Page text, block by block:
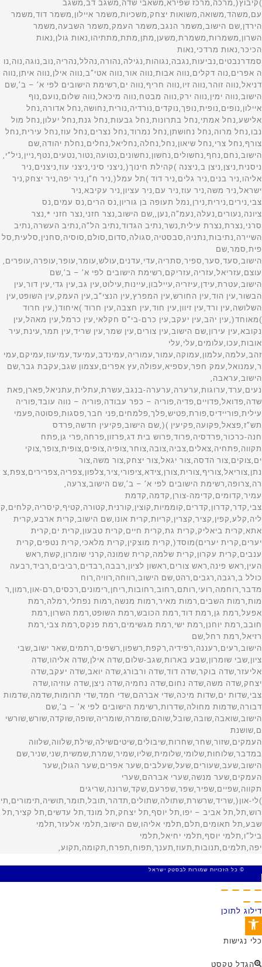
© כל הזכויות שמורות לבסטק ישראל
דילוג לתוכן
פתח סרגל נגישות
כלי נגישות
הגדל טקסט